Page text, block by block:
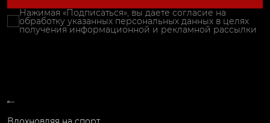
Нажимая «Подписаться», вы даете согласие на
обработку указанных персональных данных в целях
получения информационной и рекламной рассылки